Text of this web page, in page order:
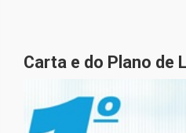
Carta e do Plano de